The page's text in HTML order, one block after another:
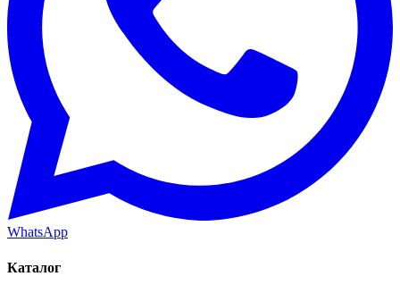
WhatsApp
Каталог